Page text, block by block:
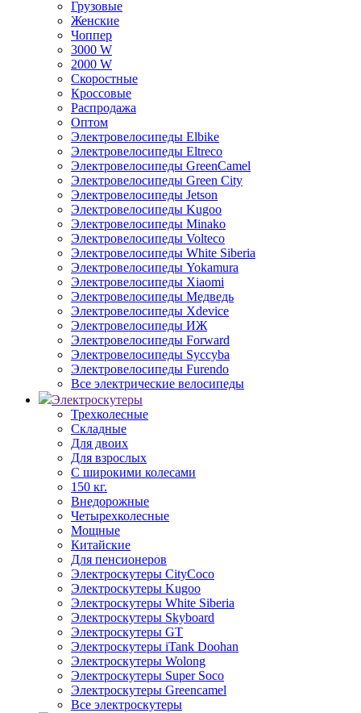
Грузовые
Женские
Чоппер
3000 W
2000 W
Скоростные
Кроссовые
Распродажа
Оптом
Электровелосипеды Elbike
Электровелосипеды Eltreco
Электровелосипеды GreenCamel
Электровелосипеды Green City
Электровелосипеды Jetson
Электровелосипеды Kugoo
Электровелосипеды Minako
Электровелосипеды Volteco
Электровелосипеды White Siberia
Электровелосипеды Yokamura
Электровелосипеды Xiaomi
Электровелосипеды Медведь
Электровелосипеды Xdevice
Электровелосипеды ИЖ
Электровелосипеды Forward
Электровелосипеды Syccyba
Электровелосипеды Furendo
Все электрические велосипеды
Электроскутеры
Трехколесные
Складные
Для двоих
Для взрослых
С широкими колесами
150 кг.
Внедорожные
Четырехколесные
Мощные
Китайские
Для пенсионеров
Электроскутеры CityCoco
Электроскутеры Kugoo
Электроскутеры White Siberia
Электроскутеры Skyboard
Электроскутеры GT
Электроскутеры iTank Doohan
Электроскутеры Wolong
Электроскутеры Super Soco
Электроскутеры Greencamel
Все электроскутеры